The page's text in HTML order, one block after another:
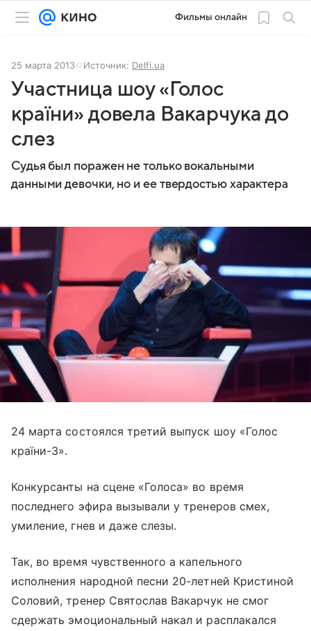
Фильмы онлайн
25 марта 2013 Источник: Delfi.ua
Участница шоу «Голос
країни» довела Вакарчука до
слез
Судья был поражен не только вокальными
данными девочки, но и ее твердостью характера
24 марта состоялся третий выпуск шоу «Голос
країни-3».
Конкурсанты на сцене «Голоса» во время
последнего эфира вызывали у тренеров смех,
умиление, гнев и даже слезы.
Так, во время чувственного а капельного
исполнения народной песни 20-летней Кристиной
Соловий, тренер Святослав Вакарчук не смог
сдержать эмоциональный накал и расплакался